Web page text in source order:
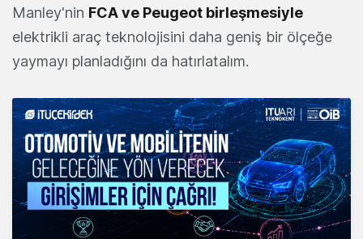
Manley'nin FCA ve Peugeot birleşmesiyle
elektrikli araç teknolojisini daha geniş bir ölçeğe
yaymayı planladığını da hatırlatalım.